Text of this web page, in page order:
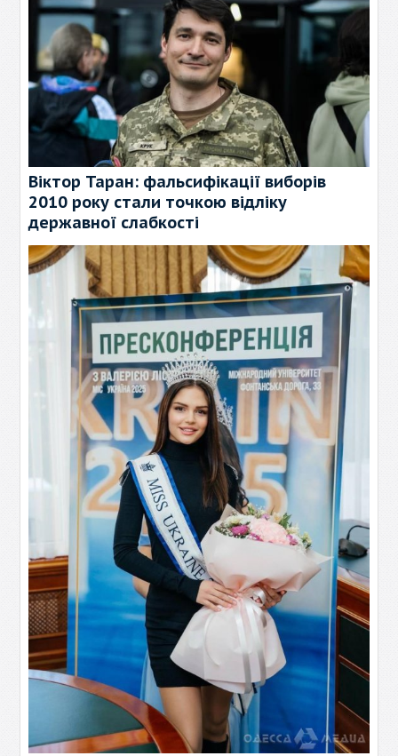
Віктор Таран: фальсифікації виборів
2010 року стали точкою відліку
державної слабкості